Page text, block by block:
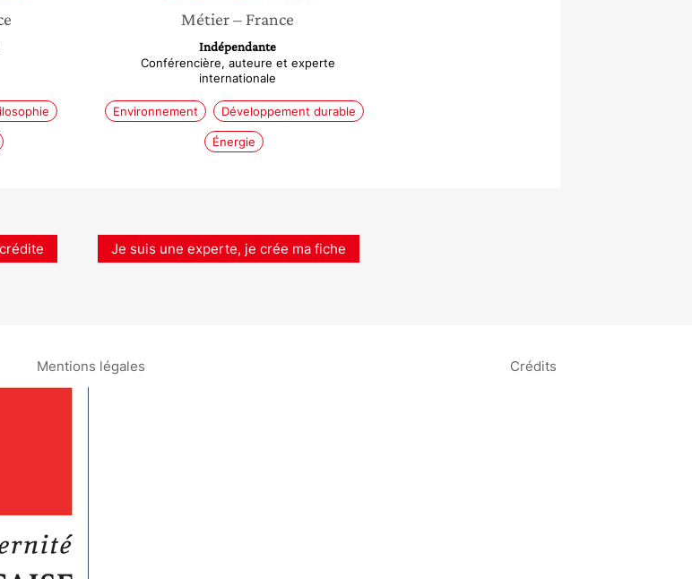
Métier– France
Indépendante
Conférencière, auteure et experte
internationale
Environnement Développement durable
Énergie
Je suis une experte, je crée ma fiche
Mentions légales Crédits